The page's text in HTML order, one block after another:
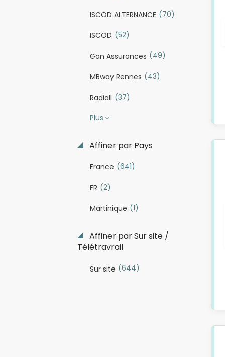
ISCOD ALTERNANCE (70)
ISCOD (52)
Gan Assurances (49)
MBway Rennes (43)
Radiall (37)
Plus
Affiner par Pays
France (641)
FR (2)
Martinique (1)
Affiner par Sur site /
Télétravrail
Sur site (644)